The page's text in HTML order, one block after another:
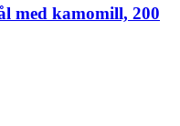
med kamomill, 200